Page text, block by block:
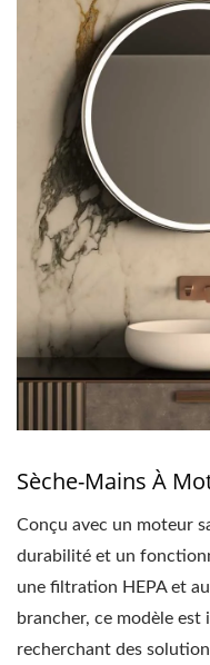
Sèche-Mains À
Conçu avec un moteur
durabilité et un
une filtration HEPA et
brancher, ce modèle est
recherchant des